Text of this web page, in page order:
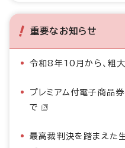
重要なお知らせ
令和8年10月から、粗
プレミアム付電子商品
で
最高裁判決を踏まえた